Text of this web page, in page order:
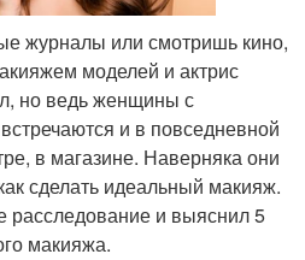
журналы или смотришь кино,
моделей и актрис
но ведь женщины с
и в повседневной
в магазине. Наверняка они
сделать идеальный макияж.
расследование и выяснил 5
макияжа.